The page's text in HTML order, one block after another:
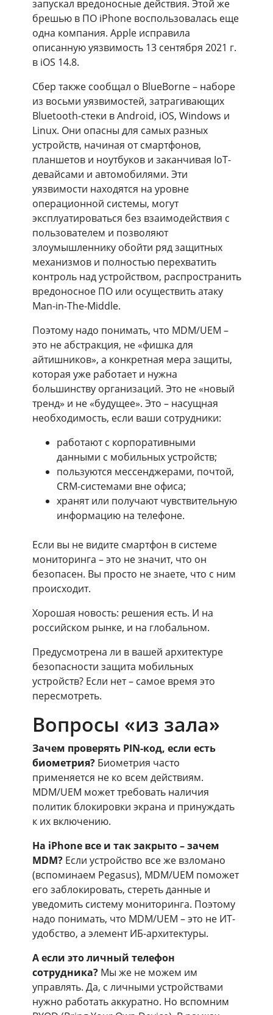
запускал вредоносные действия. Этой же
брешью в ПО iPhone воспользовалась еще
одна компания. Apple исправила
описанную уязвимость 13 сентября 2021 г.
в iOS 14.8.
Сбер также сообщал о BlueBorne – наборе
из восьми уязвимостей, затрагивающих
Bluetooth-стеки в Android, iOS, Windows и
Linux. Они опасны для самых разных
устройств, начиная от смартфонов,
планшетов и ноутбуков и заканчивая IoT-
девайсами и автомобилями. Эти
уязвимости находятся на уровне
операционной системы, могут
эксплуатироваться без взаимодействия с
пользователем и позволяют
злоумышленнику обойти ряд защитных
механизмов и полностью перехватить
контроль над устройством, распространить
вредоносное ПО или осуществить атаку
Man-in-The-Middle.
Поэтому надо понимать, что MDM/UEM –
это не абстракция, не «фишка для
айтишников», а конкретная мера защиты,
которая уже работает и нужна
большинству организаций. Это не «новый
тренд» и не «будущее». Это – насущная
необходимость, если ваши сотрудники:
работают с корпоративными
данными с мобильных устройств;
пользуются мессенджерами, почтой,
CRM-системами вне офиса;
хранят или получают чувствительную
информацию на телефоне.
Если вы не видите смартфон в системе
мониторинга – это не значит, что он
безопасен. Вы просто не знаете, что с ним
происходит.
Хорошая новость: решения есть. И на
российском рынке, и на глобальном.
Предусмотрена ли в вашей архитектуре
безопасности защита мобильных
устройств? Если нет – самое время это
пересмотреть.
Вопросы «из зала»
Зачем проверять PIN-код, если есть
биометрия?Биометрия часто
применяется не ко всем действиям.
MDM/UEM может требовать наличия
политик блокировки экрана и принуждать
к их включению.
На iPhone все и так закрыто – зачем
MDM?Если устройство все же взломано
(вспоминаем Pegasus), MDM/UEM поможет
его заблокировать, стереть данные и
уведомить систему мониторинга. Поэтому
надо понимать, что MDM/UEM – это не ИТ-
удобство, а элемент ИБ-архитектуры.
А если это личный телефон
сотрудника?Мы же не можем им
управлять. Да, с личными устройствами
нужно работать аккуратно. Но вспомним